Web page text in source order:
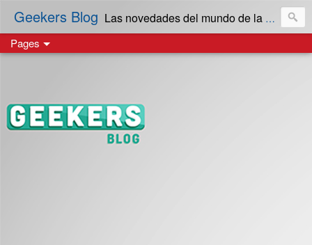
Geekers Blog Las novedades del mundo de la Tecnología y cultura Geek! en Español | Creado en El Salvador
Pages